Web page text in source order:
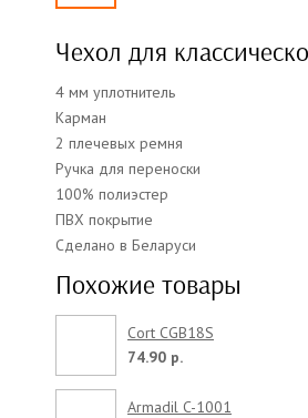
Чехол для
4 мм уплотнитель
Карман
2 плечевых ремня
Ручка для переноски
100% полиэстер
ПВХ покрытие
Сделано в Беларуси
Похожие товары
Cort CGB18S
74.90 р.
Armadil C-1001